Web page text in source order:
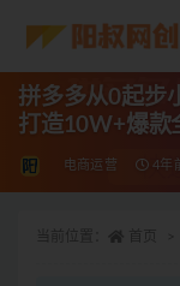
拼多多从0起步
打造10W+爆款
电商运营 4年